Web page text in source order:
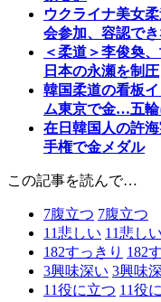
ウクライナ美女
会参加、容認でき
＜柔道＞李俊奐
日本の永瀬を制圧
韓国柔道の看板
ム東京で金…五輪
在日韓国人の許
手権で金メダル
この記事を読んで…
7腹立つ 7腹立つ
11悲しい 11悲しい
182すっきり 182
3興味深い 3興味
11役に立つ 11役